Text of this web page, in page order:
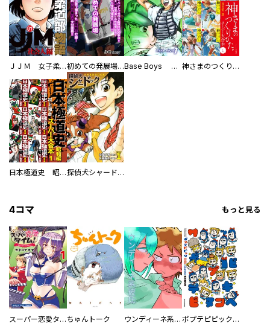
ＪＪＭ 女子柔道部物語 社会人編 初めての発展場 【白抜き修正版】 Base Boys 新装版 神さまのつくりかた。スーパー大合本
日本極道史 昭和編 スーパー大合本 探偵犬シャードック（新装版）
4コマ もっと見る
スーパー恋愛タイム！～現場でドＳな彼女は自宅でデレる～ ちゅんトーク ウンディーネ系彼氏 ポプテピピック SEASON EIGHT